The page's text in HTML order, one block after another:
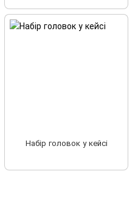
Набір головок у кейсі